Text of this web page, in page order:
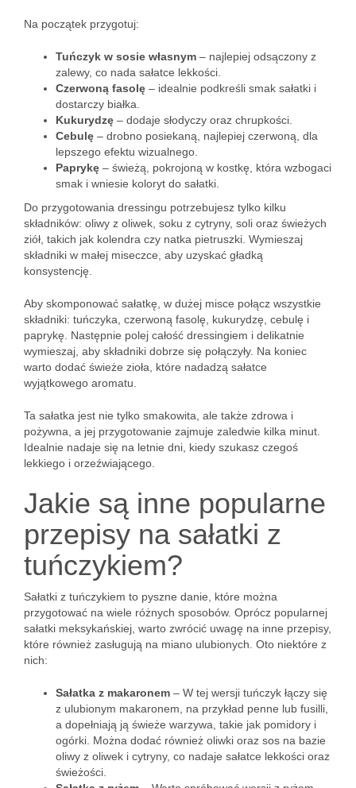
Na początek przygotuj:
Tuńczyk w sosie własnym – najlepiej odsączony z
zalewy, co nada sałatce lekkości.
Czerwoną fasolę – idealnie podkreśli smak sałatki i
dostarczy białka.
Kukurydzę – dodaje słodyczy oraz chrupkości.
Cebulę – drobno posiekaną, najlepiej czerwoną, dla
lepszego efektu wizualnego.
Paprykę – świeżą, pokrojoną w kostkę, która wzbogaci
smak i wniesie koloryt do sałatki.
Do przygotowania dressingu potrzebujesz tylko kilku
składników: oliwy z oliwek, soku z cytryny, soli oraz świeżych
ziół, takich jak kolendra czy natka pietruszki. Wymieszaj
składniki w małej miseczce, aby uzyskać gładką
konsystencję.
Aby skomponować sałatkę, w dużej misce połącz wszystkie
składniki: tuńczyka, czerwoną fasolę, kukurydzę, cebulę i
paprykę. Następnie polej całość dressingiem i delikatnie
wymieszaj, aby składniki dobrze się połączyły. Na koniec
warto dodać świeże zioła, które nadadzą sałatce
wyjątkowego aromatu.
Ta sałatka jest nie tylko smakowita, ale także zdrowa i
pożywna, a jej przygotowanie zajmuje zaledwie kilka minut.
Idealnie nadaje się na letnie dni, kiedy szukasz czegoś
lekkiego i orzeźwiającego.
Jakie są inne popularne
przepisy na sałatki z
tuńczykiem?
Sałatki z tuńczykiem to pyszne danie, które można
przygotować na wiele różnych sposobów. Oprócz popularnej
sałatki meksykańskiej, warto zwrócić uwagę na inne przepisy,
które również zasługują na miano ulubionych. Oto niektóre z
nich:
Sałatka z makaronem – W tej wersji tuńczyk łączy się
z ulubionym makaronem, na przykład penne lub fusilli,
a dopełniają ją świeże warzywa, takie jak pomidory i
ogórki. Można dodać również oliwki oraz sos na bazie
oliwy z oliwek i cytryny, co nadaje sałatce lekkości oraz
świeżości.